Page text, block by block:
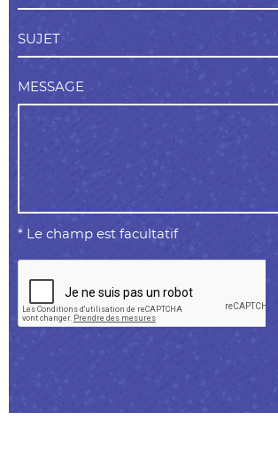
SUJET
MESSAGE
* Le champ est facultatif